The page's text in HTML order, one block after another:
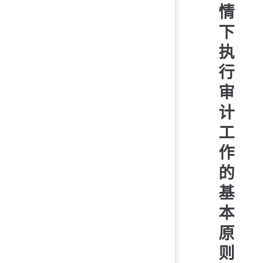
情
下
执
行
审
计
工
作
的
基
本
原
则